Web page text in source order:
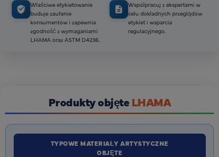
Właściwe etykietowanie
buduje zaufanie
konsumentów i zapewnia
zgodność z wymaganiami
LHAMA oraz ASTM D4236.
Współpracuj z ekspertami w
celu dokładnych przeglądów
etykiet i wsparcia
regulacyjnego.
Produkty objęteLHAMA
TYPOWE MATERIAŁY ARTYSTYCZNE
OBJĘTE